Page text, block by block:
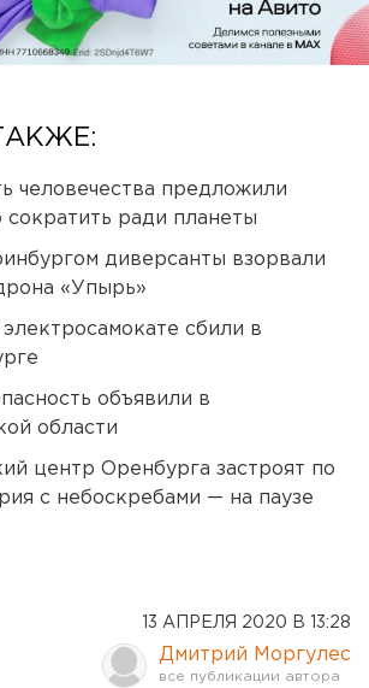
человечества предложили
сократить ради планеты
диверсанты взорвали
«Упырь»
сбили в
объявили в
области
центр Оренбурга застроят по
с небоскребами — на паузе
13 АПРЕЛЯ 2020 В 13:28
Дмитрий Моргулес